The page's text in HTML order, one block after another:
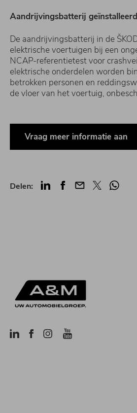
Aandrijvingsbatterij
De aandrijvingsbatterij in de
elektrische voertuigen bij een
NCAP-referentietest voor
elektrische onderdelen worden
betrokken personen en
de vloer van het voertuig,
Vraag meer informatie aan
Delen: LinkedInFacebook
Mail Twitter